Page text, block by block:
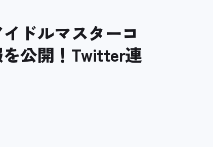
ドルマスターコ
公開！Twitter連